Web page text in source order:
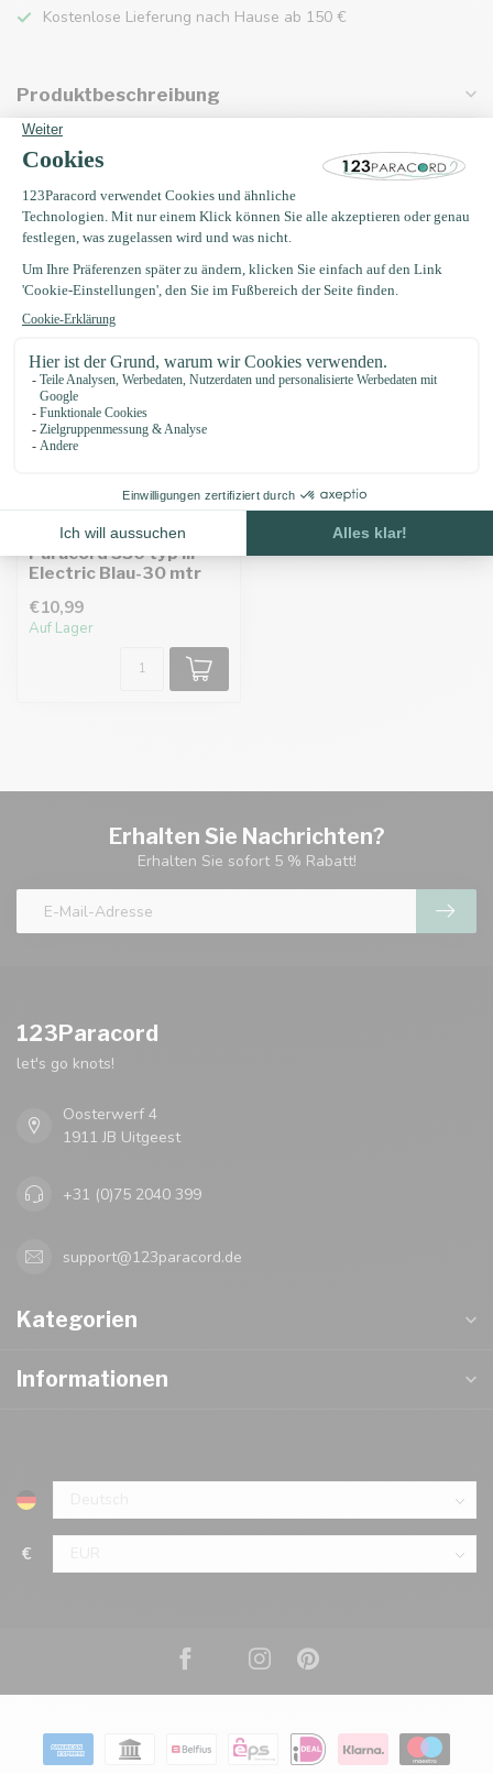
Kostenlose Lieferung nach Hause ab 150 €
Produktbeschreibung
Eigenschaften
Zuletzt angesehen
Paracord 550 typ III
Electric Blau-30 mtr
€10,99
Auf Lager
Erhalten Sie Nachrichten?
Erhalten Sie sofort 5 % Rabatt!
123Paracord
let's go knots!
Oosterwerf 4
1911 JB Uitgeest
+31 (0)75 2040 399
support@123paracord.de
Kategorien
Informationen
€